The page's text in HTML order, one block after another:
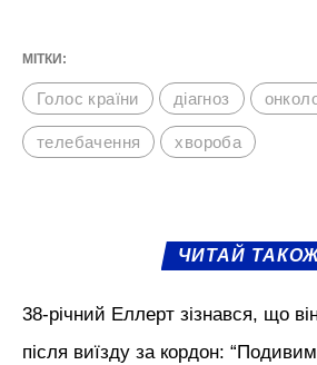
МІТКИ:
Голос країни діагноз
телебачення хвороба
ЧИТАЙ
38-річний Еллерт зізнався, що
після виїзду за кордон: